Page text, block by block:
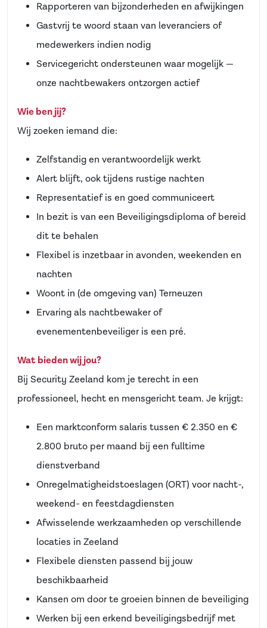
Rapporteren van bijzonderheden en afwijkingen
Gastvrij te woord staan van leveranciers of
medewerkers indien nodig
Servicegericht ondersteunen waar mogelijk —
onze nachtbewakers ontzorgen actief
Wie ben jij?
Wij zoeken iemand die:
Zelfstandig en verantwoordelijk werkt
Alert blijft, ook tijdens rustige nachten
Representatief is en goed communiceert
In bezit is van een Beveiligingsdiploma of bereid
dit te behalen
Flexibel is inzetbaar in avonden, weekenden en
nachten
Woont in (de omgeving van) Terneuzen
Ervaring als nachtbewaker of
evenementenbeveiliger is een pré.
Wat bieden wij jou?
Bij Security Zeeland kom je terecht in een
professioneel, hecht en mensgericht team. Je krijgt:
Een marktconform salaris tussen € 2.350 en €
2.800 bruto per maand bij een fulltime
dienstverband
Onregelmatigheidstoeslagen (ORT) voor nacht-,
weekend- en feestdagdiensten
Afwisselende werkzaamheden op verschillende
locaties in Zeeland
Flexibele diensten passend bij jouw
beschikbaarheid
Kansen om door te groeien binnen de beveiliging
Werken bij een erkend beveiligingsbedrijf met